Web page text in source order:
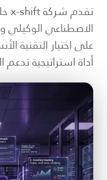
تقدمشركة x-shift
الاصطناعي
على اختيار التقنية
أداة استراتيجية تدعم